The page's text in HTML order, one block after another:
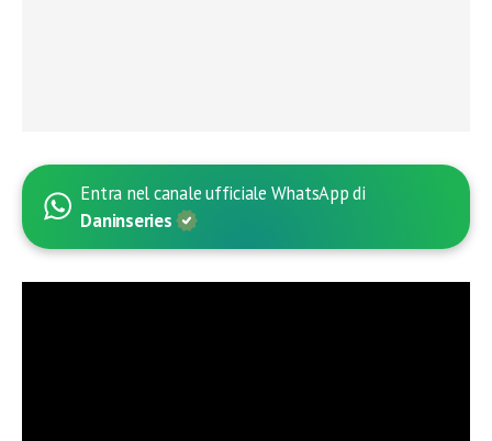
Entra nel canale ufficiale WhatsApp di
Daninseries